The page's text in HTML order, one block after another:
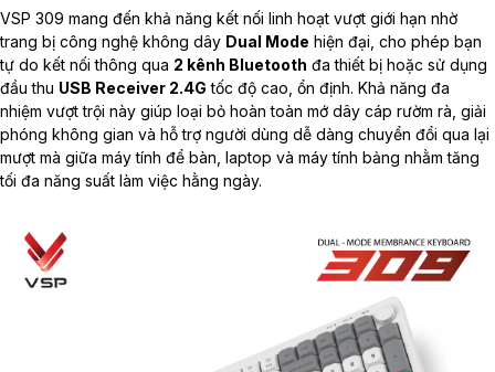
VSP 309 mang đến khả năng kết nối linh hoạt vượt giới hạn nhờ
trang bị công nghệ không dây Dual Mode hiện đại, cho phép bạn
tự do kết nối thông qua 2 kênh Bluetooth đa thiết bị hoặc sử dụng
đầu thu USB Receiver 2.4G tốc độ cao, ổn định. Khả năng đa
nhiệm vượt trội này giúp loại bỏ hoàn toàn mớ dây cáp rườm rà, giải
phóng không gian và hỗ trợ người dùng dễ dàng chuyển đổi qua lại
mượt mà giữa máy tính để bàn, laptop và máy tính bảng nhằm tăng
tối đa năng suất làm việc hằng ngày.